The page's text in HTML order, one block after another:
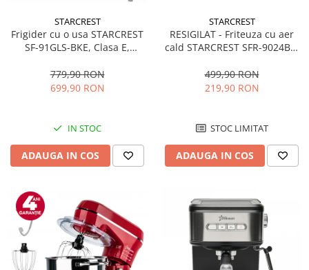
STARCREST
Frigider cu o usa STARCREST
SF-91GLS-BKE, Clasa E,
interioara, H 83 cm, Sticla
Neagra
779,90 RON
699,90 RON
IN STOC
ADAUGA IN COS
STARCREST
RESIGILAT - Friteuza cu aer
cald STARCREST SFR-9024BK,
Termostat 80 - 200 °C, 12
programe, Negru
499,90 RON
219,90 RON
STOC LIMITAT
ADAUGA IN COS